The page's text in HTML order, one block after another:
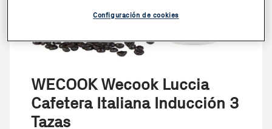
WECOOK Wecook Luccia
Cafetera Italiana Inducción 3
Tazas
Configuración de cookies